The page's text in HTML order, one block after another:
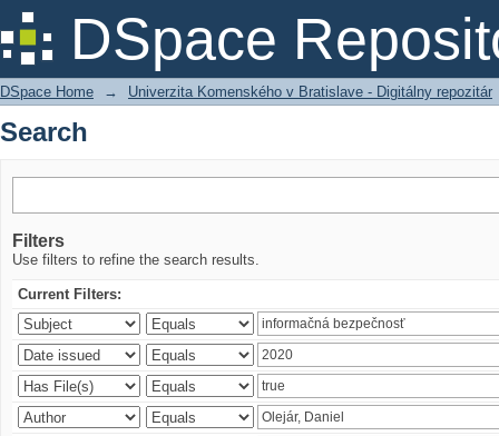
DSpace
Search
DSpace Home → Univerzita Komenského v Bratislave - Digitálny repozitár
Search
Filters
Use filters to refine the search results.
Current Filters: